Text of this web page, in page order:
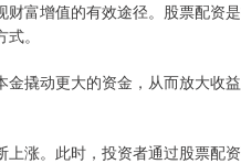
富增值的有效途径。股票配资
。
撬动更大的资金，从而放大收
涨。此时，投资者通过股票配